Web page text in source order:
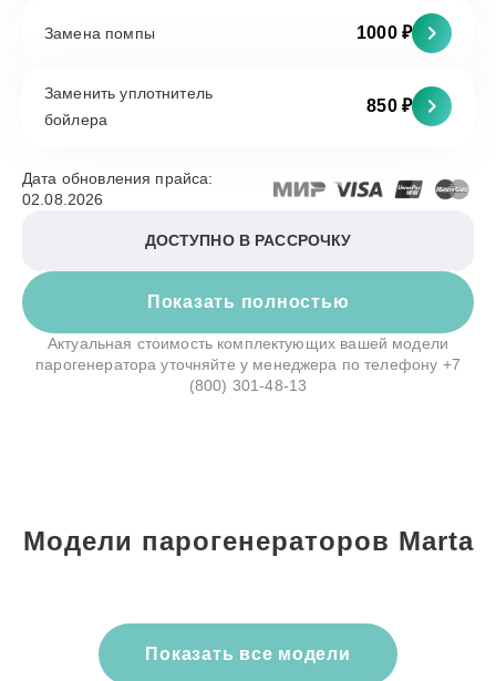
Замена помпы 1000 ₽
Заменить уплотнитель
бойлера
850 ₽
Показать полностью
Дата обновления прайса:
02.08.2026
ДОСТУПНО В РАССРОЧКУ
Актуальная стоимость комплектующих вашей модели
парогенератора уточняйте у менеджера по телефону +7
(800) 301-48-13
Модели парогенераторов Marta
Показать все модели